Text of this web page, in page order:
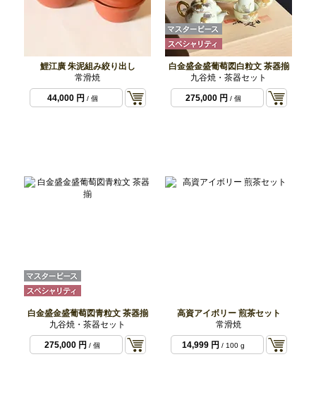
鯉江廣 朱泥組み絞り出し
常滑焼
44,000 円 / 個
白金盛金盛葡萄図白粒文 茶器揃
九谷焼・茶器セット
275,000 円 / 個
白金盛金盛葡萄図青粒文 茶器揃
九谷焼・茶器セット
275,000 円 / 個
高資アイボリー 煎茶セット
常滑焼
14,999 円 / 100 g